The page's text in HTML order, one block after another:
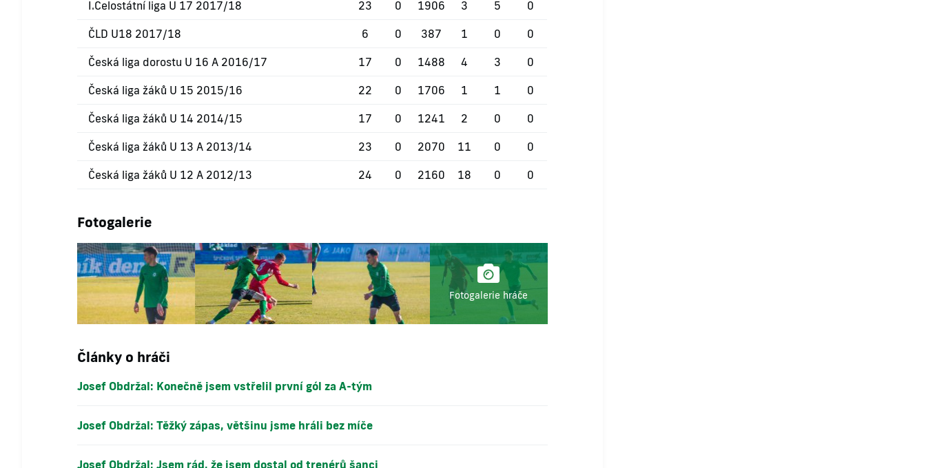
I.Celostátní liga U 17 2017/18 23 0 1906 3 5 0
ČLD U18 2017/18 6 0 387 1 0 0
Česká liga dorostu U 16 A 2016/17 17 0 1488 4 3 0
Česká liga žáků U 15 2015/16 22 0 1706 1 1 0
Česká liga žáků U 14 2014/15 17 0 1241 2 0 0
Česká liga žáků U 13 A 2013/14 23 0 2070 11 0 0
Česká liga žáků U 12 A 2012/13 24 0 2160 18 0 0
Fotogalerie
Fotogalerie hráče
Články o hráči
Josef Obdržal: Konečně jsem vstřelil první gól za A-tým
Josef Obdržal: Těžký zápas, většinu jsme hráli bez míče
Josef Obdržal: Jsem rád, že jsem dostal od trenérů šanci